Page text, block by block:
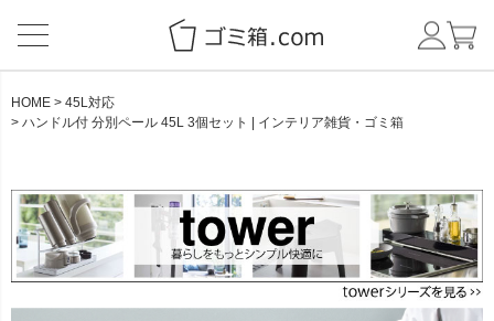
CATEGORY
BRAND
HOME
45L対応
ハンドル付 分別ペール 45L 3個セット | インテリア雑貨・ゴミ箱